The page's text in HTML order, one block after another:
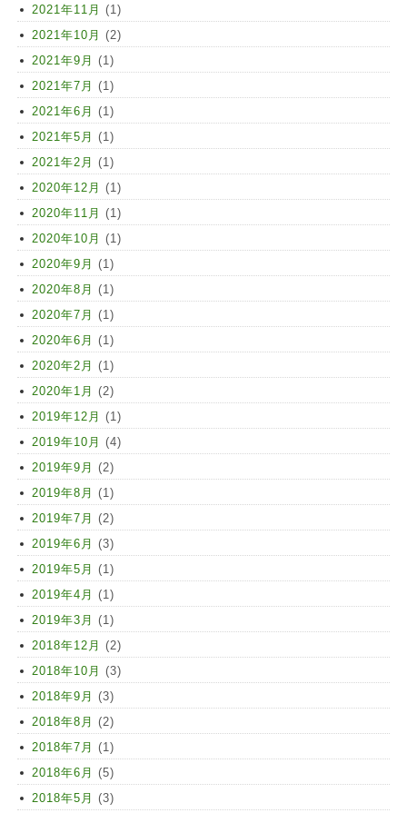
2021年11月 (1)
2021年10月 (2)
2021年9月 (1)
2021年7月 (1)
2021年6月 (1)
2021年5月 (1)
2021年2月 (1)
2020年12月 (1)
2020年11月 (1)
2020年10月 (1)
2020年9月 (1)
2020年8月 (1)
2020年7月 (1)
2020年6月 (1)
2020年2月 (1)
2020年1月 (2)
2019年12月 (1)
2019年10月 (4)
2019年9月 (2)
2019年8月 (1)
2019年7月 (2)
2019年6月 (3)
2019年5月 (1)
2019年4月 (1)
2019年3月 (1)
2018年12月 (2)
2018年10月 (3)
2018年9月 (3)
2018年8月 (2)
2018年7月 (1)
2018年6月 (5)
2018年5月 (3)